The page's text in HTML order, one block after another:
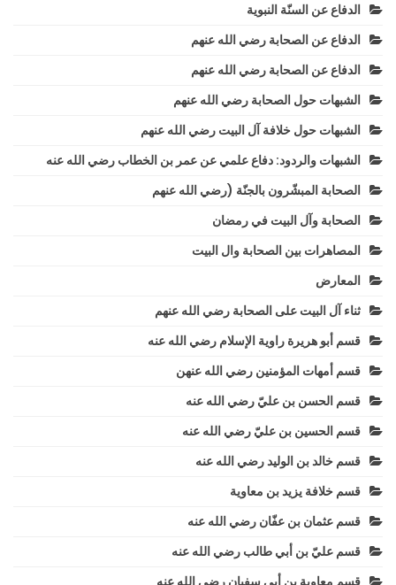
الدفاع عن السنّة النبوية
الدفاع عن الصحابة رضي الله عنهم
الدفاع عن الصحابة رضي الله عنهم
الشبهات حول الصحابة رضي الله عنهم
الشبهات حول خلافة آل البيت رضي الله عنهم
الشبهات والردود: دفاع علمي عن عمر بن الخطاب رضي الله عنه
الصحابة المبشّرون بالجنّة (رضي الله عنهم
الصحابة وآل البيت في رمضان
المصاهرات بين الصحابة وال البيت
المعارض
ثناء آل البيت على الصحابة رضي الله عنهم
قسم أبو هريرة راوية الإسلام رضي الله عنه
قسم أمهات المؤمنين رضي الله عنهن
قسم الحسن بن عليّ رضي الله عنه
قسم الحسين بن عليّ رضي الله عنه
قسم خالد بن الوليد رضي الله عنه
قسم خلافة يزيد بن معاوية
قسم عثمان بن عفّان رضي الله عنه
قسم عليّ بن أبي طالب رضي الله عنه